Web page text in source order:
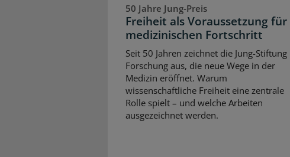
50 Jahre Jung-Preis
Freiheit als Voraussetzung für
medizinischen Fortschritt
Seit 50 Jahren zeichnet die Jung-Stiftung
Forschung aus, die neue Wege in der
Medizin eröffnet. Warum
wissenschaftliche Freiheit eine zentrale
Rolle spielt – und welche Arbeiten
ausgezeichnet werden.